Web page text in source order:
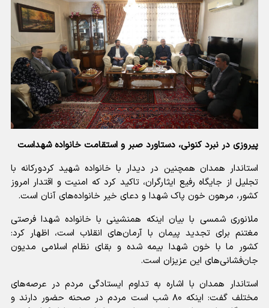
پیروزی در نبرد کنونی، دستاورد صبر و استقامت خانواده شهداست
استاندار همدان همچنین در دیدار با خانواده شهید کردورکانه با
تجلیل از جایگاه رفیع ایثارگران، تاکید کرد که امنیت و اقتدار امروز
کشور، مرهون خون پاک شهدا و دعای خیر خانواده‌های آنان است.
ملانوری شمسی با بیان اینکه همنشینی با خانواده شهدا فرصتی
مغتنم برای تجدید پیمان با آرمان‌های انقلاب است، اظهار کرد:
کشور ما با خون شهدا بیمه شده و بقای نظام اسلامی مدیون
جان‌فشانی‌های این عزیزان است.
استاندار همدان با اشاره به تداوم ایستادگی مردم در عرصه‌های
مختلف گفت: اینکه ۸۰ شب است مردم در صحنه حضور دارند و